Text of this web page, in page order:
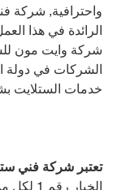
واحترافية, شركة
الرائدة في هذا
شركة وايت مون
الشركات في دولة
خدمات الستلايت
تعتبر شركة فني
الخيار